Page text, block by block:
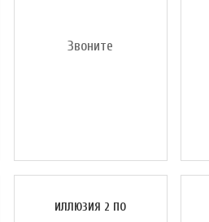
Звоните
ИЛЛЮЗИЯ 2 ПО